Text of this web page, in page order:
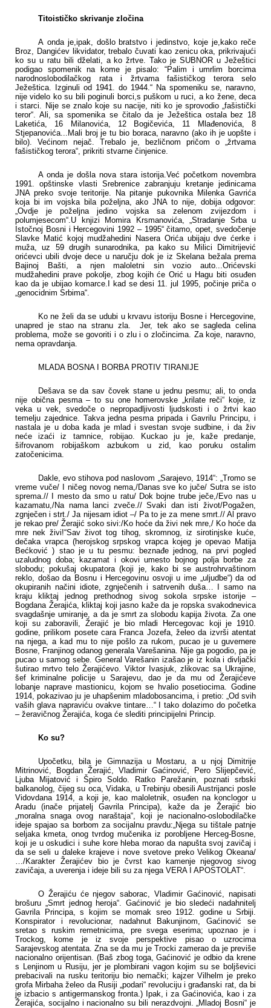
Titoističko skrivanje zločina
A onda je,ipak, došlo bratstvo i jedinstvo, koje je,kako reče
Broz, Dangićev likvidator, trebalo čuvati kao zenicu oka, prikrivajući
ko su u ratu bili dželati, a ko žrtve. Tako je SUBNOR u Ježeštici
podigao spomenik na kome je pisalo: “Palim i umrlim borcima
narodnoslobodilačkog rata i žrtvama fašističkog terora selo
Ježeštica. Izginuli od 1941. do 1944.“ Na spomeniku se, naravno,
nije videlo ko su bili poginuli borci,s puškom u ruci, a ko žene, deca
i starci. Nije se znalo koje su nacije, niti ko je sprovodio „fašistički
teror“. Ali, sa spomenika se čitalo da je Ježeštica ostala bez 18
Laketića, 16 Milanovića, 12 Bogičevića, 11 Mlađenovića, 8
Stjepanovića...Mali broj je tu bio boraca, naravno (ako ih je uopšte i
bilo). Većinom nejač. Trebalo je, bezličnom pričom o „žrtvama
fašističkog terora“, prikriti stvarne činjenice.
A onda je došla nova stara istorija.Već početkom novembra
1991. opštinske vlasti Srebrenice zabranjuju kretanje jedinicama
JNA preko svoje teritorije. Na pitanje pukovnika Milenka Gavrića
koja bi im vojska bila poželjna, ako JNA to nije, dobija odgovor:
„Ovdje je poželjna jedino vojska sa zelenom zvijezdom i
polumjesecom“.U knjizi Momira Krsmanovića, „Stradanje Srba u
Istočnoj Bosni i Hercegovini 1992 – 1995“ čitamo, opet, svedočenje
Slavke Matić kojoj mudžahedini Nasera Orića ubijaju dve ćerke i
muža, uz 59 drugih sunarodnika, pa kako su Milici Dimitrijević
orićevci ubili dvoje dece u naručju dok je iz Skelana bežala prema
Bajinoj Bašti, a njen maloletni sin vozio auto...Orićevski
mudžahedini prave pokolje, zbog kojih će Orić u Hagu biti osuđen
kao da je ubijao komarce.I kad se desi 11. jul 1995, počinje priča o
„genocidnim Srbima“.
Ko ne želi da se udubi u krvavu istoriju Bosne i Hercegovine,
unapred je stao na stranu zla.
Jer, tek ako se sagleda celina
problema, može se govoriti i o zlu i o zločincima. Za koje, naravno,
nema opravdanja.
MLADA BOSNA I BORBA PROTIV TIRANIJE
Dešava se da sav čovek stane u jednu pesmu; ali, to onda
nije obična pesma – to su one homerovske „krilate reči“ koje, iz
veka u vek, svedoče o nepropadljivosti ljudskosti i o žrtvi kao
temelju zajednice. Takva jedna pesma pripada i Gavrilu Principu, i
nastala je u doba kada je mlad i svestan svoje sudbine, i da živ
neće izaći iz tamnice, robijao. Kuckao ju je, kaže predanje,
šifrovanom robijaškom azbukom u zid, kao poruku ostalim
zatočenicima.
Dakle, evo stihova pod naslovom „Sarajevo, 1914“: „Tromo se
vreme vuče/ I ničeg novog nema,/Danas sve ko juče/ Sutra se isto
sprema.// I mesto da smo u ratu/ Dok bojne trube ječe,/Evo nas u
kazamatu,/Na nama lanci zveče.// Svaki dan isti život/Pogažen,
zgnječen i strt./ Ja nijesam idiot –/ Pa to je za mene smrt.// Al pravo
je rekao pre/ Žerajić soko sivi:/Ko hoće da živi nek mre,/ Ko hoće da
mre nek živi!“Sav život tog tihog, skromnog, iz sirotinjske kuće,
dečaka vrapca (herojskog srpskog vrapca kojeg je opevao Matija
Bećković ) stao je u tu pesmu: beznađe jednog, na prvi pogled
uzaludnog doba; kazamat i okovi umesto bojnog polja borbe za
slobodu; pokušaj okupatora (koji je, kako bi se austrohrvaštinom
reklo, došao da Bosnu i Hercegovinu osvoji u ime „uljudbe“) da od
okupiranih načini idiote, zgnječenih i satrvenih duša… I samo na
kraju kliktaj jednog prethodnog sivog sokola srpske istorije –
Bogdana Žerajića, kliktaj koji jasno kaže da je ropska svakodnevica
svagdašnje umiranje, a da je smrt za slobodu kapija života. Za one
koji su zaboravili, Žerajić je bio mladi Hercegovac koji je 1910.
godine, prilikom posete cara Franca Jozefa, želeo da izvrši atentat
na njega, a kad mu to nije pošlo za rukom, pucao je u guvernere
Bosne, Franjinog odanog generala Varešanina. Nije ga pogodio, pa je
pucao u samog sebe. General Varešanin izašao je iz kola i divljački
šutirao mrtvo telo Žerajićevo. Viktor Ivasjuk, zlikovac sa Ukrajine,
šef kriminalne policije u Sarajevu, dao je da mu od Žerajićeve
lobanje naprave mastionicu, kojom se hvalio posetiocima. Godine
1914, pokazivao ju je uhapšenim mladobosancima, i pretio: „Od svih
vaših glava napraviću ovakve tintare…“ I tako dolazimo do početka
– žeravičnog Žerajića, koga će slediti principijelni Princip.
Ko su?
Upočetku, bila je Gimnazija u Mostaru, a u njoj Dimitrije
Mitrinović, Bogdan Žerajić, Vladimir Gaćinović, Pero Slijepčević,
Ljuba Mijatović i Špiro Soldo. Ratko Parežanin, poznati srbski
balkanolog, čijeg su oca, Vidaka, u Trebinju obesili Austrijanci posle
Vidovdana 1914, a koji je, kao maloletnik, osuđen na konclogor u
Aradu (inače prijatelj Gavrila Principa), kaže da je Žerajić bio
„moralna snaga ovog naraštaja“, koji je nacionalno-oslobodilačke
ideje spajao sa borbom za socijalnu pravdu:„Njega su tištale patnje
seljaka kmeta, onog tvrdog mučenika iz porobljene Herceg-Bosne,
koji je u oskudici i suhe kore hleba morao da napušta svoj zavičaj i
da se seli u daleke krajeve i nove svetove preko Velikog Okeana/
…/Karakter Žerajićev bio je čvrst kao kamenje njegovog sivog
zavičaja, a uverenja i ideje bili su za njega VERA I APOSTOLAT“.
O Žerajiću će njegov saborac, Vladimir Gaćinović, napisati
brošuru „Smrt jednog heroja“. Gaćinović je bio sledeći nadahnitelj
Gavrila Principa, s kojim se momak sreo 1912. godine u Srbiji.
Konspirator i revolucionar, nadahnut Bakunjinom, Gaćinović se
sretao s ruskim remetnicima, pre svega eserima; upoznao je i
Trockog, kome je iz svoje perspektive pisao o uzrocima
Sarajevskog atentata. Zna se da mu je Trocki zamerao da je previše
nacionalno orijentisan. (Baš zbog toga, Gaćinović je odbio da krene
s Lenjinom u Rusiju, jer je plombirani vagon kojim su se boljševici
prebacivali na rusku teritoriju bio nemački; kajzer Vilhelm je preko
grofa Mirbaha želeo da Rusiji „podari“ revoluciju i građanski rat, da bi
je izbacio s antigermanskog fronta.) Ipak, i za Gaćinovića, kao i za
Žerajića, socijalno i nacionalno su bili nerazdvojni. „Mladoj Bosni“ je